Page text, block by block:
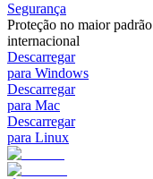
Segurança
Proteção no maior padrão
internacional
Descarregar
para Windows
Descarregar
para Mac
Descarregar
para Linux